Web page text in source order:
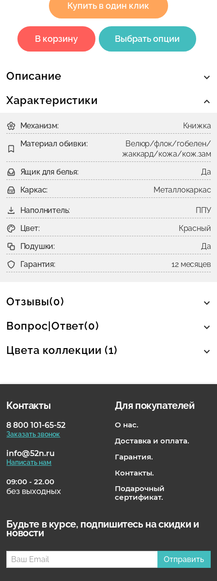
Купить в один клик
В корзину Выбрать опции
Описание
Характеристики
Механизм:
Книжка
Материал обивки:
Велюр/флок/гобелен/
жаккард/кожа/кож.зам
Ящик для белья:
Да
Каркас:
Металлокаркас
Наполнитель:
ППУ
Цвет:
Красный
Подушки:
Да
Гарантия:
12 месяцев
Отзывы(0)
Вопрос|Ответ(0)
Цвета коллекции (1)
Контакты
8 800 101-65-52
Заказать звонок
info@52n.ru
Написать нам
09:00 - 22.00
без выходных
Для покупателей
О нас.
Доставка и оплата.
Гарантия.
Контакты.
Подарочный
сертификат.
Будьте в курсе, подпишитесь на скидки и
новости
Отправить